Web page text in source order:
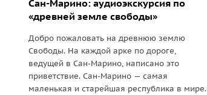
Сан-Марино: аудиоэкскурсия по
«древней земле свободы»
Добро пожаловать на древнюю землю
Свободы. На каждой арке по дороге,
ведущей в Сан-Марино, написано это
приветствие. Сан-Марино — самая
маленькая и старейшая республика в мире.